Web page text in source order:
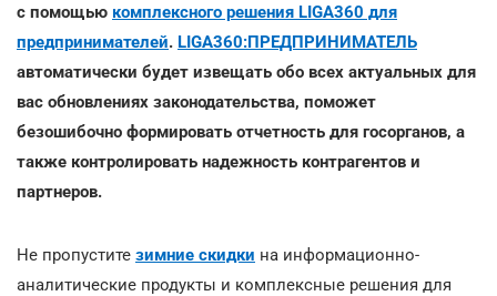
с помощью комплексного решения LIGA360 для
предпринимателей. LIGA360:ПРЕДПРИНИМАТЕЛЬ
автоматически будет извещать обо всех актуальных для
вас обновлениях законодательства, поможет
безошибочно формировать отчетность для госорганов, а
также контролировать надежность контрагентов и
партнеров.
Не пропустите зимние скидки на информационно-
аналитические продукты и комплексные решения для